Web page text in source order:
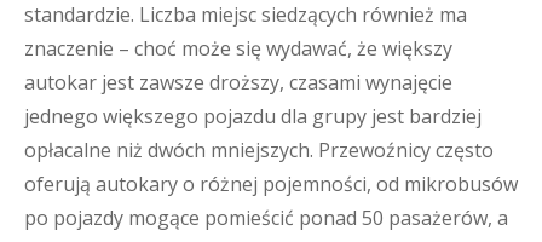
standardzie. Liczba miejsc siedzących również ma
znaczenie – choć może się wydawać, że większy
autokar jest zawsze droższy, czasami wynajęcie
jednego większego pojazdu dla grupy jest bardziej
opłacalne niż dwóch mniejszych. Przewoźnicy często
oferują autokary o różnej pojemności, od mikrobusów
po pojazdy mogące pomieścić ponad 50 pasażerów, a